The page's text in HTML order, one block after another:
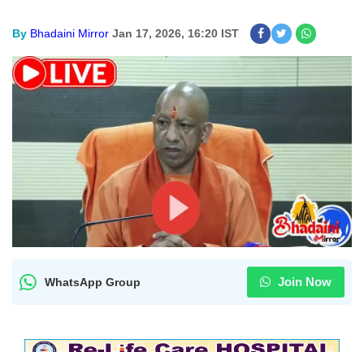
By Bhadaini Mirror Jan 17, 2026, 16:20 IST
WhatsApp Group Join Now